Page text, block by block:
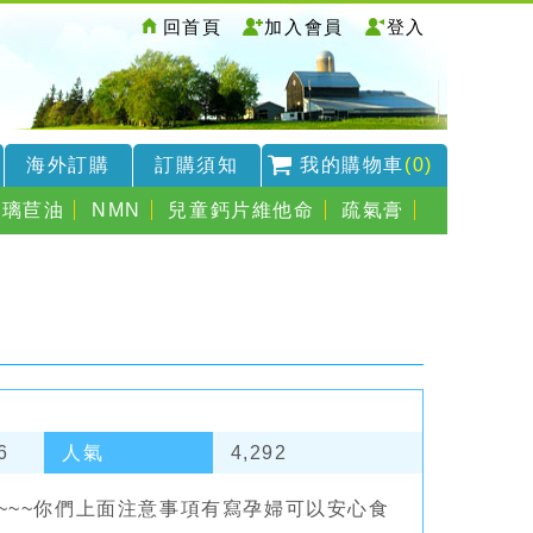
回首頁 加入會員 登入
海外訂購 訂購須知 我的購物車(0)
苣油 NMN 兒童鈣片維他命 疏氣膏
人氣 4,292
你們上面注意事項有寫孕婦可以安心食